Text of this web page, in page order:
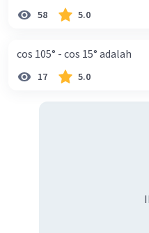
58 5.0
cos 105° - cos 15° adalah
17 5.0